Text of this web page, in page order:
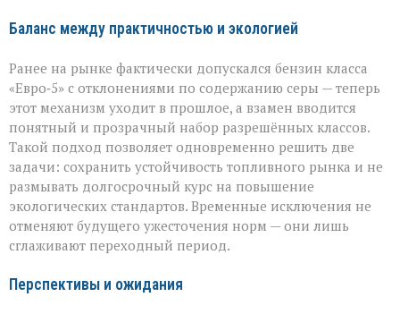
Баланс между практичностью и экологией
Ранее на рынке фактически допускался бензин класса
«Евро‑5» с отклонениями по содержанию серы — теперь
этот механизм уходит в прошлое, а взамен вводится
понятный и прозрачный набор разрешённых классов.
Такой подход позволяет одновременно решить две
задачи: сохранить устойчивость топливного рынка и не
размывать долгосрочный курс на повышение
экологических стандартов. Временные исключения не
отменяют будущего ужесточения норм — они лишь
сглаживают переходный период.
Перспективы и ожидания